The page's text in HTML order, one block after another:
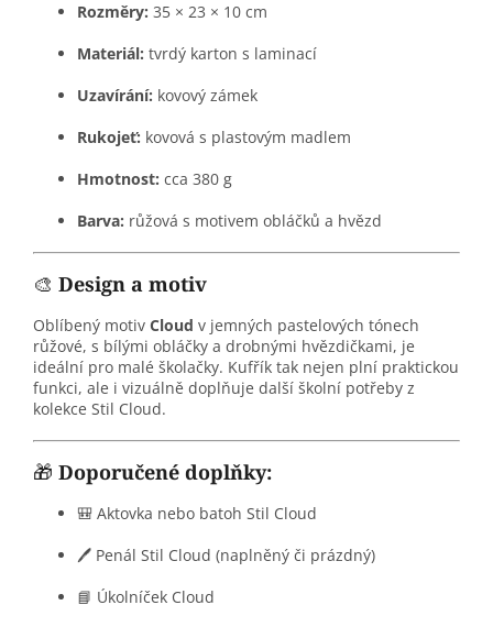
Rozměry: 35 × 23 × 10 cm
Materiál: tvrdý karton s laminací
Uzavírání: kovový zámek
Rukojeť: kovová s plastovým madlem
Hmotnost: cca 380 g
Barva: růžová s motivem obláčků a hvězd
🎨 Design a motiv
Oblíbený motiv Cloud v jemných pastelových tónech
růžové, s bílými obláčky a drobnými hvězdičkami, je
ideální pro malé školačky. Kufřík tak nejen plní praktickou
funkci, ale i vizuálně doplňuje další školní potřeby z
kolekce Stil Cloud.
🎁 Doporučené doplňky:
🎒 Aktovka nebo batoh Stil Cloud
🖊️ Penál Stil Cloud (naplněný či prázdný)
📘 Úkolníček Cloud